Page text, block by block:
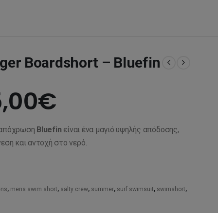
Boardshort – Bluefin
€
τρέχουσα
τιμή
45,00€.
Bluefin είναι ένα μαγιό υψηλής απόδοσης,
και αντοχή στο νερό.
, mens swim short, salty crew, summer, surf swimsuit, swimshort,